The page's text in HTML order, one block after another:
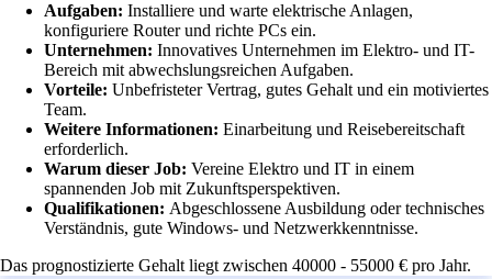
Aufgaben: Installiere und warte elektrische Anlagen,
konfiguriere Router und richte PCs ein.
Unternehmen: Innovatives Unternehmen im Elektro- und IT-
Bereich mit abwechslungsreichen Aufgaben.
Vorteile: Unbefristeter Vertrag, gutes Gehalt und ein motiviertes
Team.
Weitere Informationen: Einarbeitung und Reisebereitschaft
erforderlich.
Warum dieser Job: Vereine Elektro und IT in einem
spannenden Job mit Zukunftsperspektiven.
Qualifikationen: Abgeschlossene Ausbildung oder technisches
Verständnis, gute Windows- und Netzwerkkenntnisse.
Das prognostizierte Gehalt liegt zwischen 40000 - 55000 € pro Jahr.